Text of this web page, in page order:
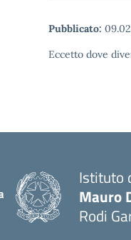
Pubblicato:
Eccetto dove
Istituto
Mauro
Rodi